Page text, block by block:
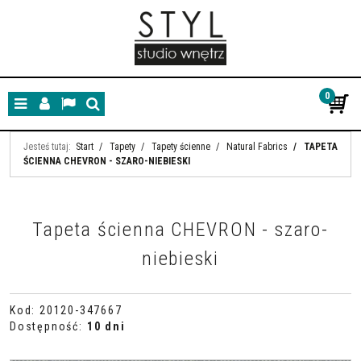
MenuPanelLangSzukaj
0
Jesteś tutaj: Start / Tapety / Tapety ścienne / Natural Fabrics /
TAPETA
ŚCIENNA CHEVRON - SZARO-NIEBIESKI
Tapeta ścienna CHEVRON - szaro-
niebieski
Kod : 20120-347667
Dostępność: 10 dni